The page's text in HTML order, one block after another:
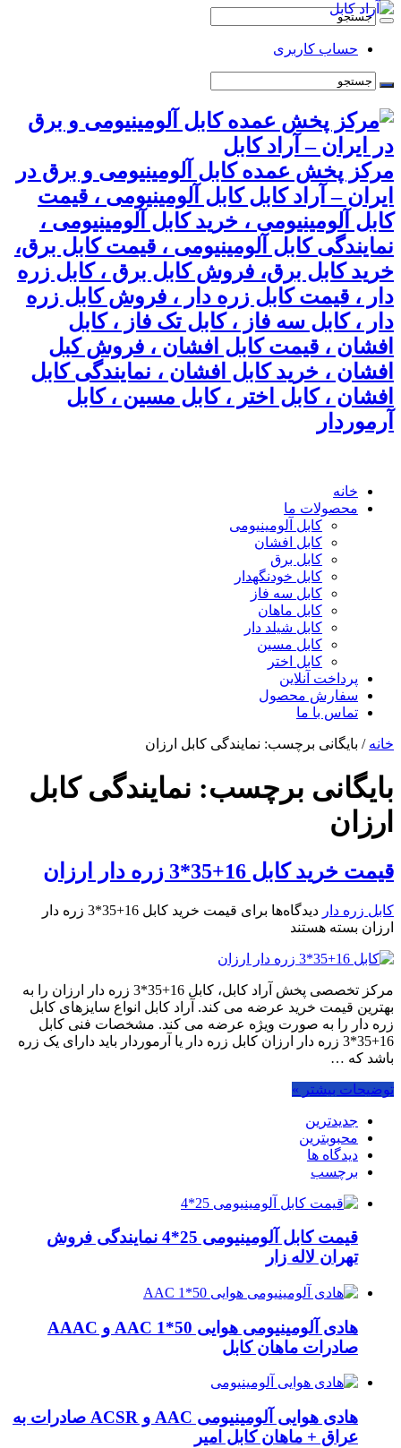
حساب کاربری
مرکز پخش عمده کابل آلومینیومی و برق در
ایران – آراد کابل کابل آلومینیومی ، قیمت
کابل آلومینیومی ، خرید کابل آلومینیومی ،
نمایندگی کابل آلومینیومی ، قیمت کابل برق،
خرید کابل برق، فروش کابل برق ، کابل زره
دار ، قیمت کابل زره دار ، فروش کابل زره
دار ، کابل سه فاز ، کابل تک فاز ، کابل
افشان ، قیمت کابل افشان ، فروش کبل
افشان ، خرید کابل افشان ، نمایندگی کابل
افشان ، کابل اختر ، کابل مسین ، کابل
آرموردار
خانه
محصولات ما
کابل آلومینیومی
کابل افشان
کابل برق
کابل خودنگهدار
کابل سه فاز
کابل ماهان
کابل شیلد دار
کابل مسین
کابل اختر
پرداخت آنلاین
سفارش محصول
تماس با ما
خانه / بایگانی برچسب: نمایندگی کابل ارزان
بایگانی برچسب: نمایندگی کابل
ارزان
قیمت خرید کابل 16+35*3 زره دار ارزان
کابل زره دار دیدگاه‌ها
برای قیمت خرید کابل 16+35*3 زره دار
ارزان بسته هستند
مرکز تخصصی پخش آراد کابل، کابل 16+35*3 زره دار ارزان را به
بهترین قیمت خرید عرضه می کند. آراد کابل انواع سایزهای کابل
زره دار را به صورت ویژه عرضه می کند. مشخصات فنی کابل
16+35*3 زره دار ارزان کابل زره دار یا آرموردار باید دارای یک زره
باشد که …
توضیحات بیشتر »
جدیدترین
محبوبترین
دیدگاه ها
برچسب
قیمت کابل آلومینیومی 25*4 نمایندگی فروش
تهران لاله زار
هادی آلومینیومی هوایی 50*1 AAC و AAAC
صادرات ماهان کابل
هادی هوایی آلومینیومی AAC و ACSR صادرات به
عراق + ماهان کابل امیر